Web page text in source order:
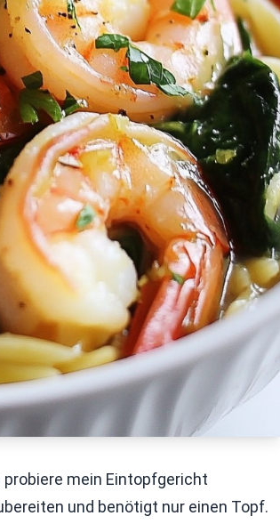
mein Eintopfgericht
und benötigt nur einen Topf.